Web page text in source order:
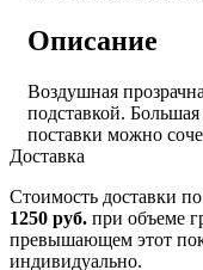
Описание
Воздушная
подставкой.
поставки можно
Доставка
Стоимость доставки
1250 руб. при объеме
превышающем этот
индивидуально.